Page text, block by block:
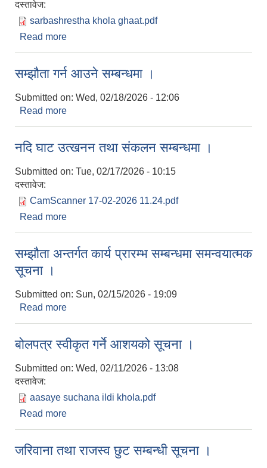
दस्तावेज:
sarbashrestha khola ghaat.pdf
Read more
सम्झौता गर्न आउने सम्बन्धमा ।
Submitted on: Wed, 02/18/2026 - 12:06
Read more
नदि घाट उत्खनन तथा संकलन सम्बन्धमा ।
Submitted on: Tue, 02/17/2026 - 10:15
दस्तावेज:
CamScanner 17-02-2026 11.24.pdf
Read more
सम्झौता अन्तर्गत कार्य प्रारम्भ सम्बन्धमा समन्वयात्मक
सूचना ।
Submitted on: Sun, 02/15/2026 - 19:09
Read more
बोलपत्र स्वीकृत गर्ने आशयको सूचना ।
Submitted on: Wed, 02/11/2026 - 13:08
दस्तावेज:
aasaye suchana ildi khola.pdf
Read more
जरिवाना तथा राजस्व छुट सम्बन्धी सूचना ।